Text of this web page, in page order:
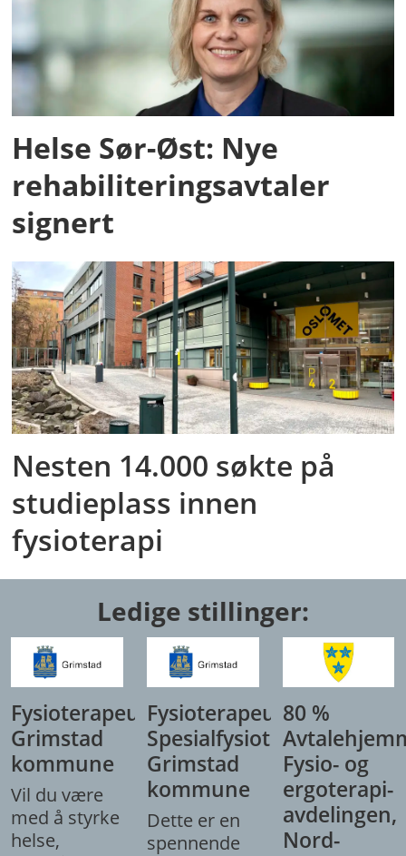
Helse Sør-Øst: Nye
rehabiliteringsavtaler
signert
Nesten 14.000 søkte på
studieplass innen
fysioterapi
Ledige stillinger:
Fysioterapeut,
Grimstad
kommune
Vil du være
med å styrke
helse,
Fysioterapeut/
Spesialfysioterapeut,
Grimstad
kommune
Dette er en
spennende
80 %
Fysio- og
ergoterapi-
avdelingen,
Nord-